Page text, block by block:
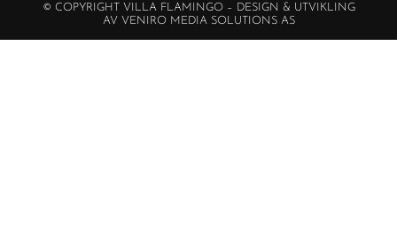
© COPYRIGHT VILLA FLAMINGO – DESIGN & UTVIKLING
AV VENIRO MEDIA SOLUTIONS AS